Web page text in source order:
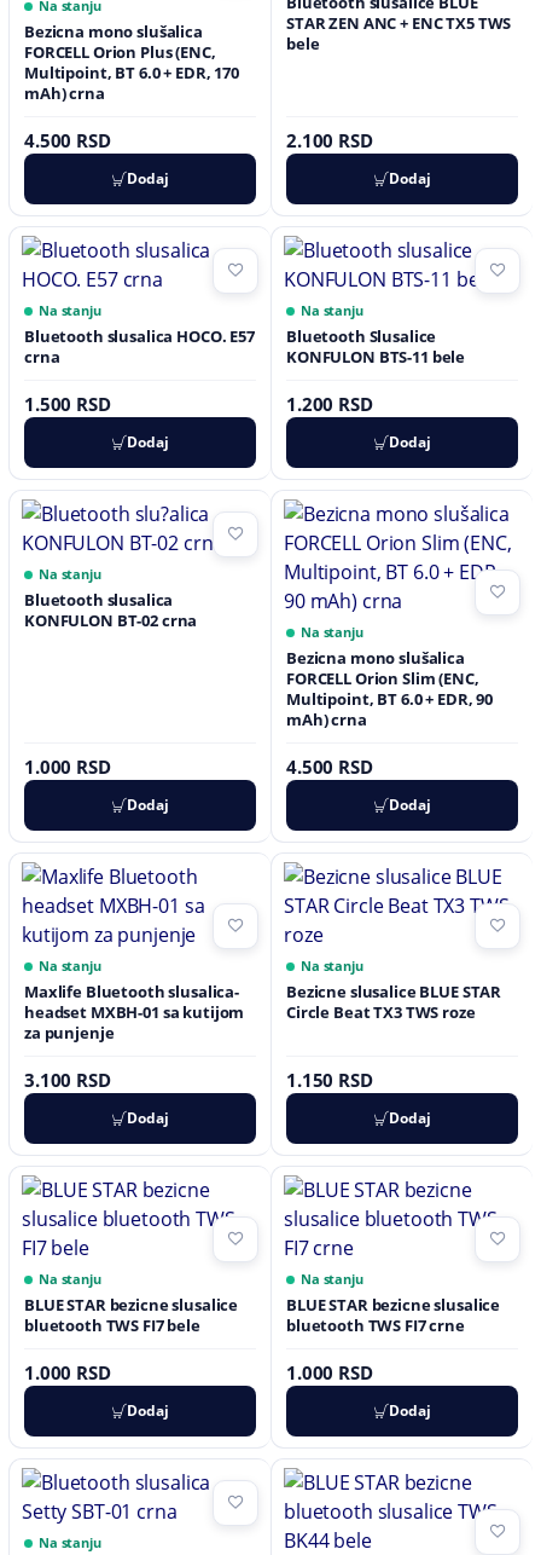
Na stanju
Bezicna mono slušalica
FORCELL Orion Plus (ENC,
Multipoint, BT 6.0 + EDR, 170
mAh) crna
4.500 RSD
Dodaj
STAR ZEN ANC + ENC TX5 TWS
bele
2.100 RSD
Dodaj
Na stanju
Bluetooth slusalica HOCO. E57
crna
1.500 RSD
Dodaj
Na stanju
Bluetooth Slusalice
KONFULON BTS-11 bele
1.200 RSD
Dodaj
Na stanju
Bluetooth slusalica
KONFULON BT-02 crna
1.000 RSD
Dodaj
Na stanju
Bezicna mono slušalica
FORCELL Orion Slim (ENC,
Multipoint, BT 6.0 + EDR, 90
mAh) crna
4.500 RSD
Dodaj
Na stanju
Maxlife Bluetooth slusalica-
headset MXBH-01 sa kutijom
za punjenje
3.100 RSD
Dodaj
Na stanju
Bezicne slusalice BLUE STAR
Circle Beat TX3 TWS roze
1.150 RSD
Dodaj
Na stanju
BLUE STAR bezicne slusalice
bluetooth TWS FI7 bele
1.000 RSD
Dodaj
Na stanju
BLUE STAR bezicne slusalice
bluetooth TWS FI7 crne
1.000 RSD
Dodaj
Na stanju